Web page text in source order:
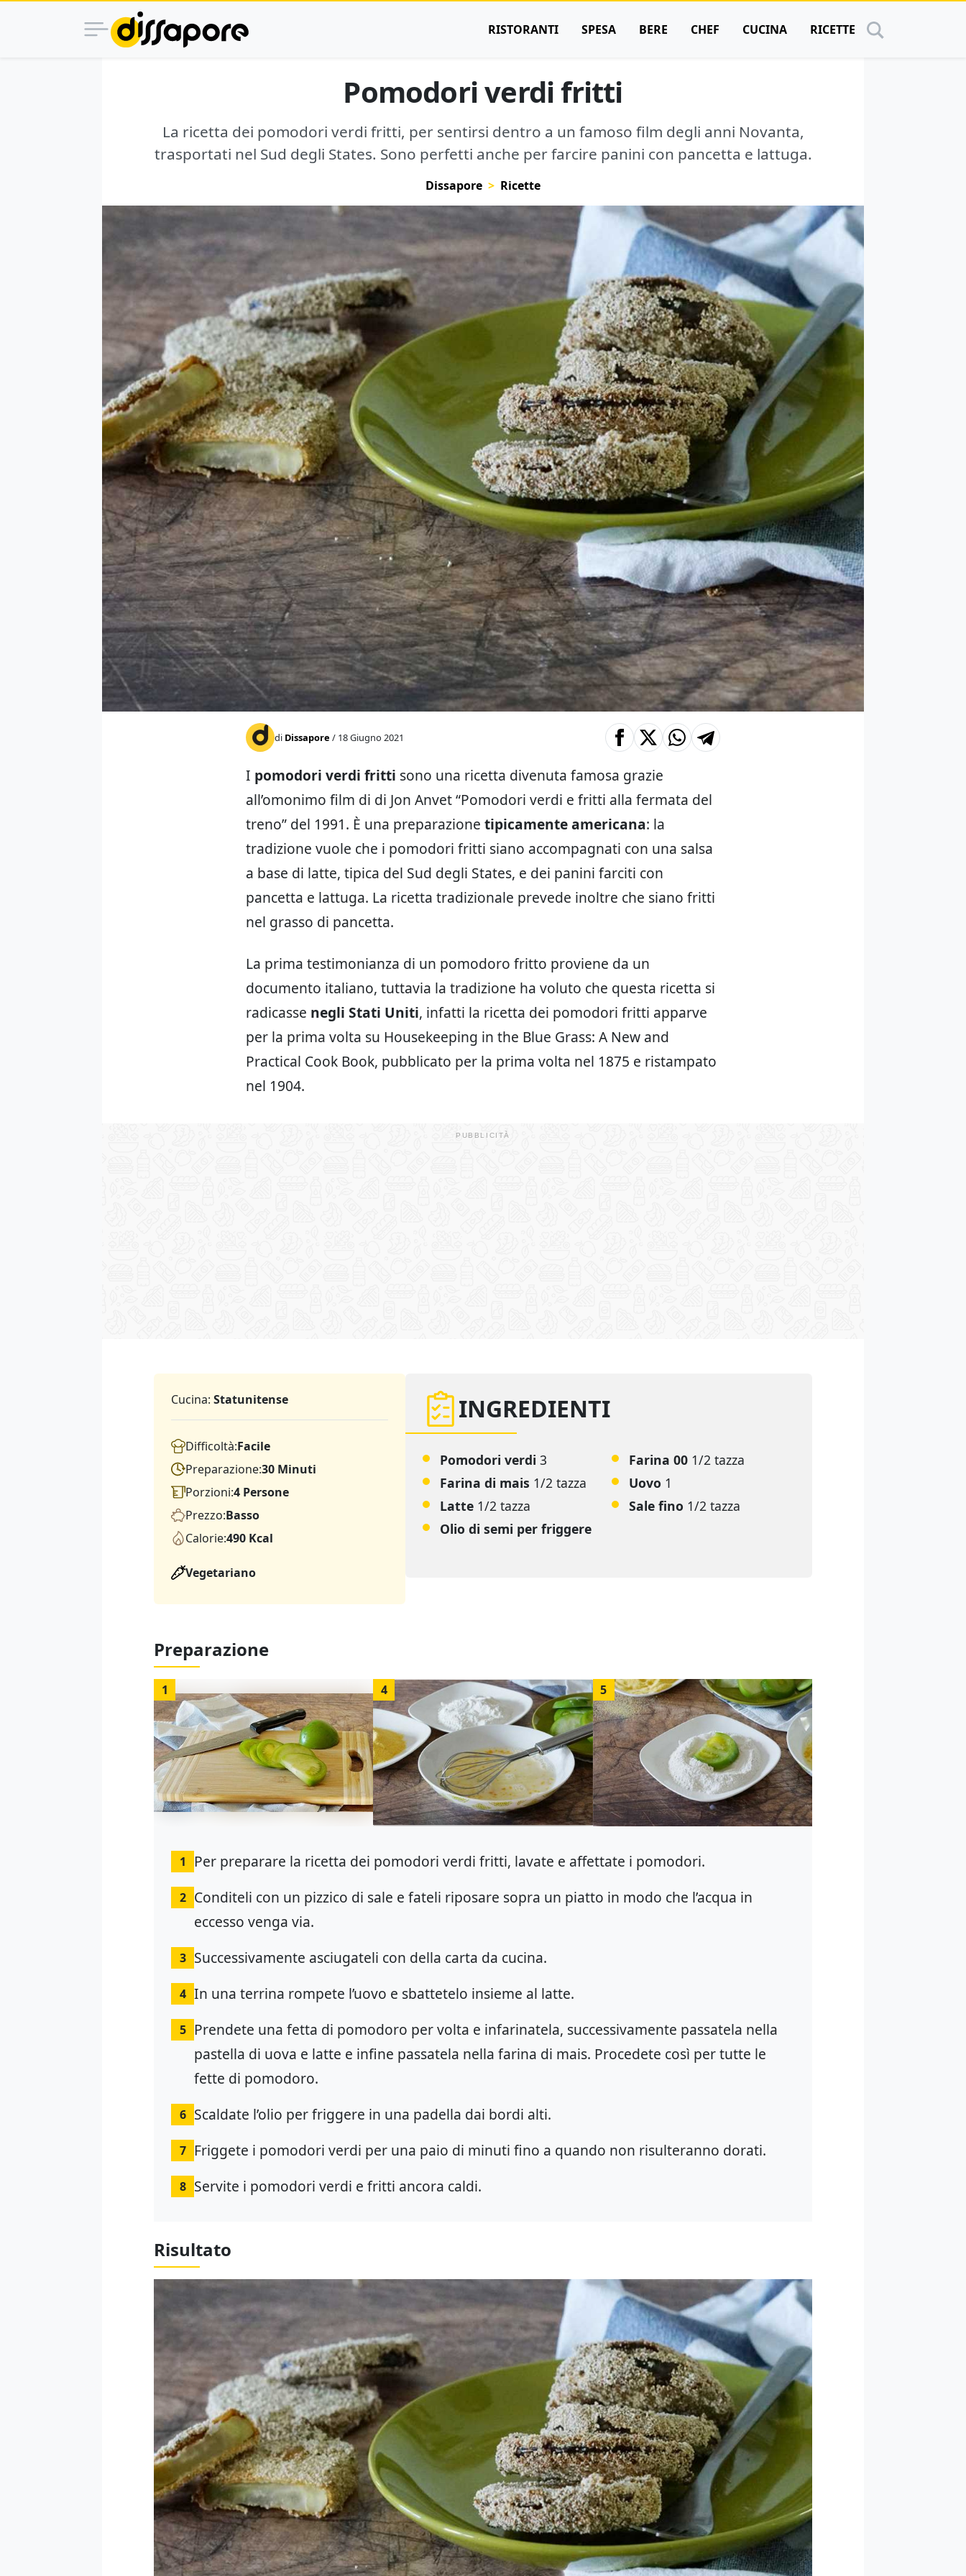
RISTORANTI SPESA BERE CHEF CUCINA RICETTE
Pomodori verdi fritti
La ricetta dei pomodori verdi fritti, per sentirsi dentro a un famoso film degli anni Novanta,
trasportati nel Sud degli States. Sono perfetti anche per farcire panini con pancetta e lattuga.
Dissapore Ricette
di Dissapore / 18 Giugno 2021
I pomodori verdi fritti sono una ricetta divenuta famosa grazie
all’omonimo film di di Jon Anvet “Pomodori verdi e fritti alla fermata del
treno” del 1991. È una preparazione tipicamente americana: la
tradizione vuole che i pomodori fritti siano accompagnati con una salsa
a base di latte, tipica del Sud degli States, e dei panini farciti con
pancetta e lattuga. La ricetta tradizionale prevede inoltre che siano fritti
nel grasso di pancetta.
La prima testimonianza di un pomodoro fritto proviene da un
documento italiano, tuttavia la tradizione ha voluto che questa ricetta si
radicasse negli Stati Uniti, infatti la ricetta dei pomodori fritti apparve
per la prima volta su Housekeeping in the Blue Grass: A New and
Practical Cook Book, pubblicato per la prima volta nel 1875 e ristampato
nel 1904.
Cucina: Statunitense
Difficoltà:Facile
Preparazione:30 Minuti
Porzioni:4 Persone
Prezzo:Basso
Calorie:490 Kcal
Vegetariano
INGREDIENTI
Pomodori verdi 3 Farina 00 1/2 tazza
Farina di mais 1/2 tazza Uovo 1
Latte 1/2 tazza Sale fino 1/2 tazza
Olio di semi per friggere
Preparazione
1 4 5
1 Per preparare la ricetta dei pomodori verdi fritti, lavate e affettate i pomodori.
2 Conditeli con un pizzico di sale e fateli riposare sopra un piatto in modo che l’acqua in
eccesso venga via.
3 Successivamente asciugateli con della carta da cucina.
4 In una terrina rompete l’uovo e sbattetelo insieme al latte.
5 Prendete una fetta di pomodoro per volta e infarinatela, successivamente passatela nella
pastella di uova e latte e infine passatela nella farina di mais. Procedete così per tutte le
fette di pomodoro.
6 Scaldate l’olio per friggere in una padella dai bordi alti.
7 Friggete i pomodori verdi per una paio di minuti fino a quando non risulteranno dorati.
8 Servite i pomodori verdi e fritti ancora caldi.
Risultato